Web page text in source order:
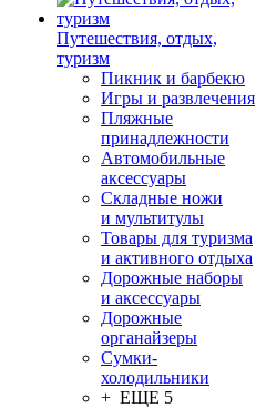
Путешествия, отдых,
туризм
Пикник и барбекю
Игры и развлечения
Пляжные
принадлежности
Автомобильные
аксессуары
Складные ножи
и мультитулы
Товары для туризма
и активного отдыха
Дорожные наборы
и аксессуары
Дорожные
органайзеры
Сумки-
холодильники
+ ЕЩЕ 5